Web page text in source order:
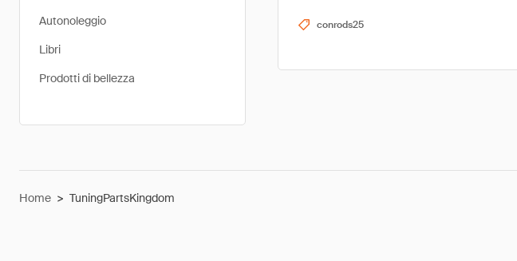
Autonoleggio
Libri
Prodotti di bellezza
conrods25
Home > TuningPartsKingdom